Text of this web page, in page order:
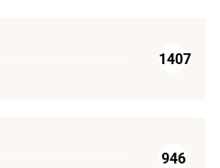
1407
946